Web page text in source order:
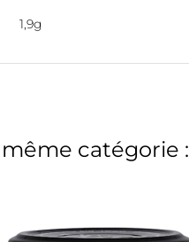
1,9g
catégorie :